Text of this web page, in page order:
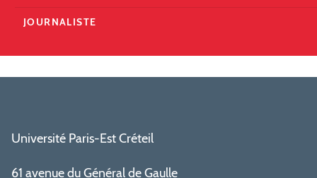
JOURNALISTE
Université Paris-Est Créteil
61 avenue du Général de Gaulle